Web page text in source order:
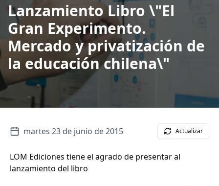
Lanzamiento Libro \"El
Gran Experimento.
Mercado y privatización de
la educación chilena\"
martes 23 de junio de 2015 Actualizar
LOM Ediciones tiene el agrado de presentar al
lanzamiento del libro